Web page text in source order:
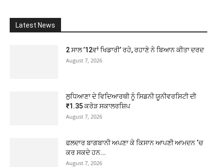
Latest News
2 ਸਾਲ ’12ਵਾਂ ਖਿਡਾਰੀ’ ਰਹੇ, ਰਹਾਣੇ ਨੇ ਬਿਆਨ ਕੀਤਾ ਦਰਦ
August 7, 2026
ਲੁਧਿਆਣਾ ਦੇ ਵਿਦਿਆਰਥੀ ਨੂੰ ਸਿਡਨੀ ਯੂਨੀਵਰਸਿਟੀ ਦੀ
₹1.35 ਕਰੋੜ ਸਕਾਲਰਸ਼ਿਪ
August 7, 2026
ਫਲਦਾਰ ਬਾਗਬਾਨੀ ਅਪਣਾ ਕੇ ਕਿਸਾਨ ਆਪਣੀ ਆਮਦਨ ‘ਚ
ਕਰ ਸਕਦੇ ਹਨ...
August 7, 2026